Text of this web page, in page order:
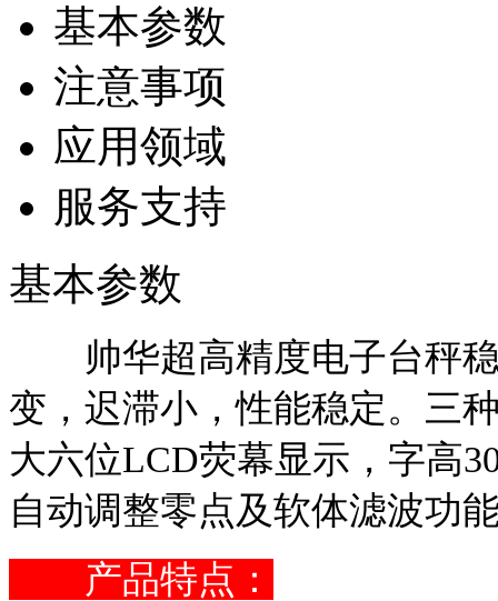
基本参数
注意事项
应用领域
服务支持
基本参数
帅华超高精度电子台秤稳
变，迟滞小，性能稳定。三
大六位LCD荧幕显示，字高
自动调整零点及软体滤波功
产品特点：